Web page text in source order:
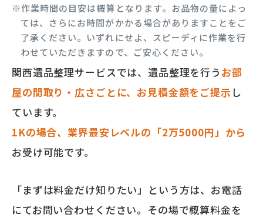
関西遺品整理サービスでは、遺品整理を行う お部
屋の間取り・広さごとに、お見積金額をご提示 し
ています。
1Kの場合、業界最安レベルの「2万5000円」から
お受け可能です。
「まずは料金だけ知りたい」という方は、お電話
にてお問い合わせください。その場で概算料金を
※作業時間の目安は概算となります。お品物の量によっ
ては、さらにお時間がかかる場合がありますことをご
了承ください。いずれにせよ、スピーディに作業を行
わせていただきますので、ご安心ください。